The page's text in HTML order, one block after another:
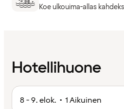
Koe ulkouima-allas
Hotellihuone
8 - 9. elok. • 1 Aikuinen